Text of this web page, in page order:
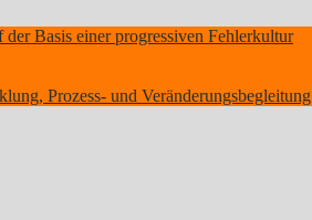
Basis einer progressiven Fehlerkultur
Prozess- und Veränderungsbegleitung